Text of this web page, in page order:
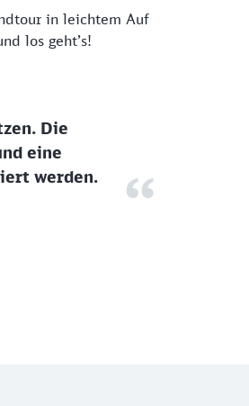
in leichtem Auf
los geht’s!
Die
eine
werden.